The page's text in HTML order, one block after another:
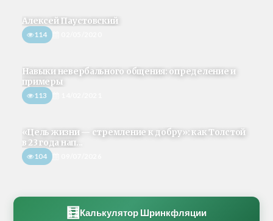
Алексей Паустовский
114
Навыки невербального общения: определение и
примеры
113
«Цель жизни — стремление к добру»: как Толстой
в 23 года нап...
104
🧮 Калькулятор Шринкфляции